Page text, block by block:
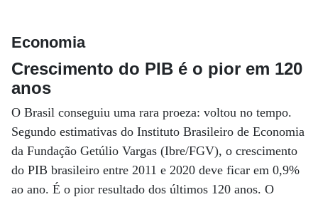
Economia
Crescimento do PIB é o pior em 120
anos
O Brasil conseguiu uma rara proeza: voltou no tempo.
Segundo estimativas do Instituto Brasileiro de Economia
da Fundação Getúlio Vargas (Ibre/FGV), o crescimento
do PIB brasileiro entre 2011 e 2020 deve ficar em 0,9%
ao ano. É o pior resultado dos últimos 120 anos. O